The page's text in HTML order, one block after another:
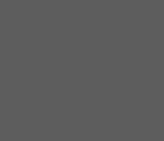
do produto
um acabamento
ao desgaste,
madeira, bambu, couro,